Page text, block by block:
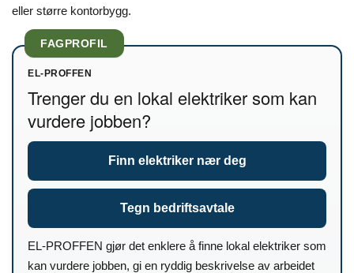
eller større kontorbygg.
FAGPROFIL
EL-PROFFEN
Trenger du en lokal elektriker som kan
vurdere jobben?
Finn elektriker nær deg
Tegn bedriftsavtale
EL-PROFFEN gjør det enklere å finne lokal elektriker som
kan vurdere jobben, gi en ryddig beskrivelse av arbeidet